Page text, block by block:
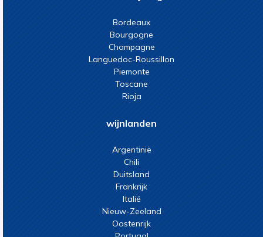
Bordeaux
Bourgogne
Champagne
Languedoc-Roussillon
Piemonte
Toscane
Rioja
wijnlanden
Argentinië
Chili
Duitsland
Frankrijk
Italië
Nieuw-Zeeland
Oostenrijk